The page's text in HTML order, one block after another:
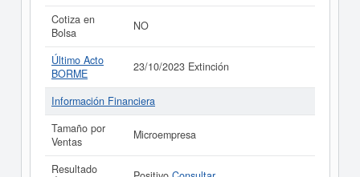
Cotiza en
Bolsa
NO
Último Acto
BORME
23/10/2023 Extinción
Información Financiera
Tamaño por
Ventas
Microempresa
Resultado